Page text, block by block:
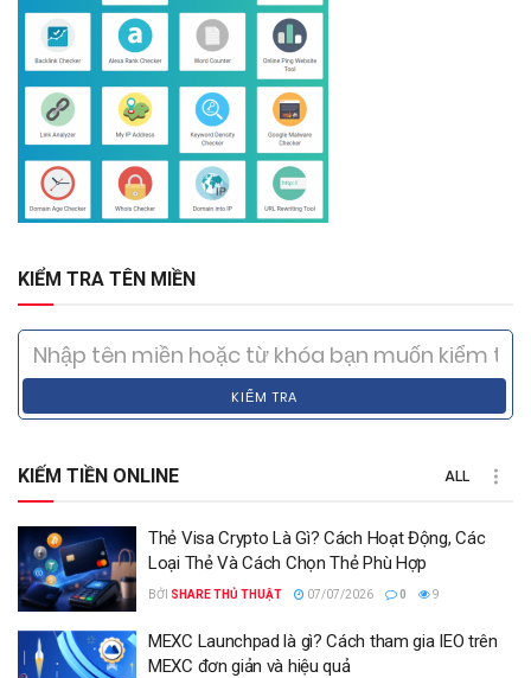
KIỂM TRA TÊN MIỀN
KIỂM TRA
KIẾM TIỀN ONLINE ALL
Thẻ Visa Crypto Là Gì? Cách Hoạt Động, Các
Loại Thẻ Và Cách Chọn Thẻ Phù Hợp
BỞI SHARE THỦ THUẬT 07/07/2026 0 9
MEXC Launchpad là gì? Cách tham gia IEO trên
MEXC đơn giản và hiệu quả